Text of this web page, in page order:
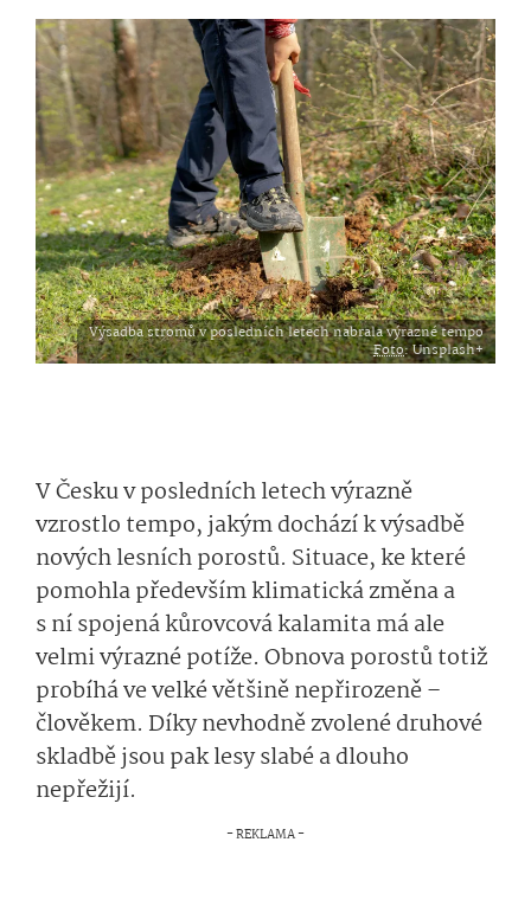
Výsadba stromů v posledních letech nabrala výrazné tempo
Foto: Unsplash+
V Česku v posledních letech výrazně
vzrostlo tempo, jakým dochází k výsadbě
nových lesních porostů. Situace, ke které
pomohla především klimatická změna a
s ní spojená kůrovcová kalamita má ale
velmi výrazné potíže. Obnova porostů totiž
probíhá ve velké většině nepřirozeně –
člověkem. Díky nevhodně zvolené druhové
skladbě jsou pak lesy slabé a dlouho
nepřežijí.